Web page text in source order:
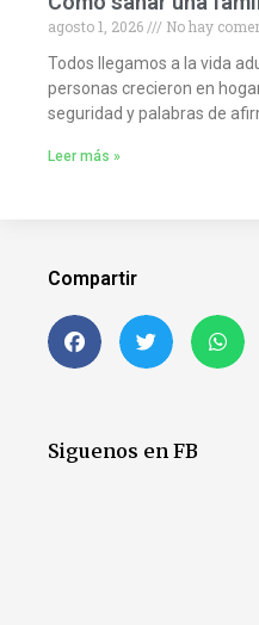
agosto 1, 2026
No hay
Todos llegamos a la vida
personas crecieron en
seguridad y palabras de
Leer más »
Compartir
Siguenos en FB